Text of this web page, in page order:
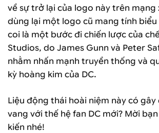
về sự trở lại của logo này trên mạng
dùng lại một logo cũ mang tính
coi là một bước đi chiến lược của
Studios, do James Gunn và Peter
nhằm nhấn mạnh truyền thống và
kỳ hoàng kim của DC.
Liệu động thái hoài niệm này có
vang với thế hệ fan DC mới? Mời
kiến nhé!